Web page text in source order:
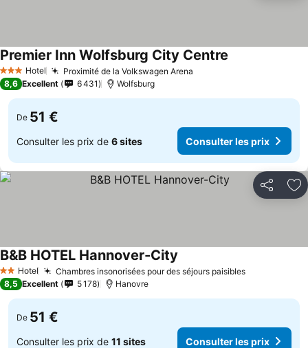
3 ÉtoilesHotel Proximité de la Volkswagen Arena
Premier Inn Wolfsburg City Centre
8,6 Excellent 6 431 Wolfsburg
De 51 €
Consulter les prix de 6 sites Consulter les prix
Partager
2 Étoiles
Hotel Chambres insonorisées pour des séjours paisibles
B&B HOTEL Hannover-City
8,5 Excellent 5 178 Hanovre
De 51 €
Consulter les prix de 11 sites Consulter les prix